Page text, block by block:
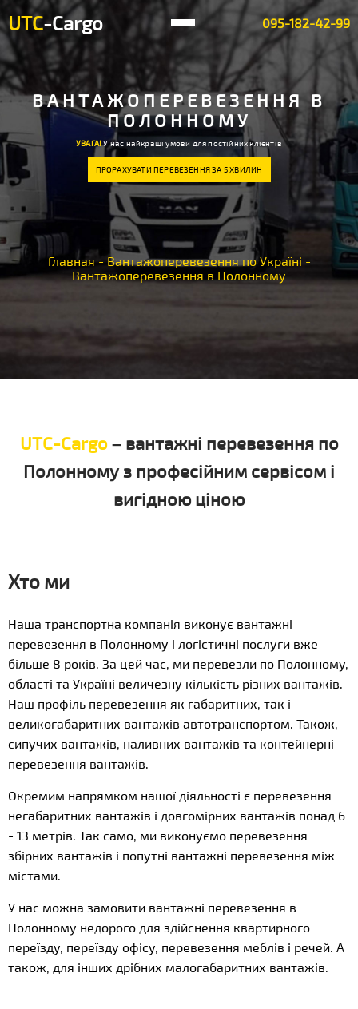
UTC-Cargo 095-182-42-99
ВАНТАЖОПЕРЕВЕЗЕННЯ В
ПОЛОННОМУ
УВАГА!У нас найкращі умови для постійних клієнтів
ПРОРАХУВАТИ ПЕРЕВЕЗЕННЯ ЗА 5 ХВИЛИН
Главная - Вантажоперевезення по Україні -
Вантажоперевезення в Полонному
UTC-Cargo– вантажні перевезення по
Полонному з професійним сервісом і
вигідною ціною
Хто ми
Наша транспортна компанія виконує вантажні
перевезення в Полонному і логістичні послуги вже
більше 8 років. За цей час, ми перевезли по Полонному,
області та Україні величезну кількість різних вантажів.
Наш профіль перевезення як габаритних, так і
великогабаритних вантажів автотранспортом. Також,
сипучих вантажів, наливних вантажів та контейнерні
перевезення вантажів.
Окремим напрямком нашої діяльності є перевезення
негабаритних вантажів і довгомірних вантажів понад 6
- 13 метрів. Так само, ми виконуємо перевезення
збірних вантажів і попутні вантажні перевезення між
містами.
У нас можна замовити вантажні перевезення в
Полонному недорого для здійснення квартирного
переїзду, переїзду офісу, перевезення меблів і речей. А
також, для інших дрібних малогабаритних вантажів.